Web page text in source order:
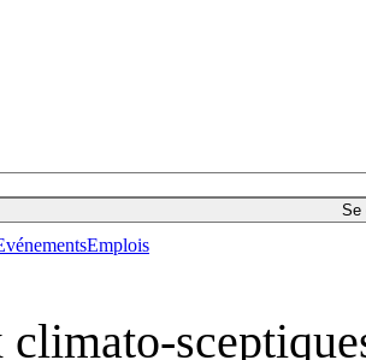
Se
Emplois